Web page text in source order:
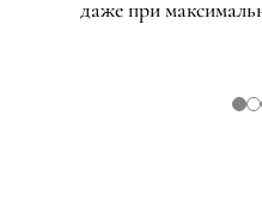
даже при